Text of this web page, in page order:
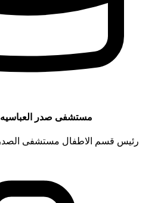
مستشفى صدر
رئيس قسم الاطفال مستشفى